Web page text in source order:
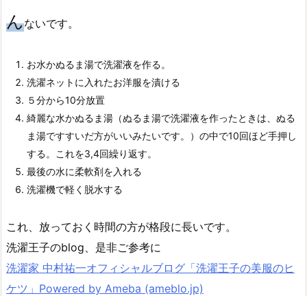
んないです。
お水かぬるま湯で洗濯液を作る。
洗濯ネットに入れたお洋服を漬ける
５分から10分放置
綺麗な水かぬるま湯（ぬるま湯で洗濯液を作ったときは、ぬる
ま湯ですすいだ方がいいみたいです。）の中で10回ほど手押し
する。これを3,4回繰り返す。
最後の水に柔軟剤を入れる
洗濯機で軽く脱水する
これ、放っておく時間の方が格段に長いです。
洗濯王子のblog、是非ご参考に
洗濯家 中村祐一オフィシャルブログ「洗濯王子の美服のヒ
ケツ」Powered by Ameba (ameblo.jp)